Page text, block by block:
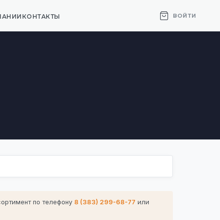
КОНТАКТЫ ВОЙТИ
по телефону 8 (383) 299-68-77 или